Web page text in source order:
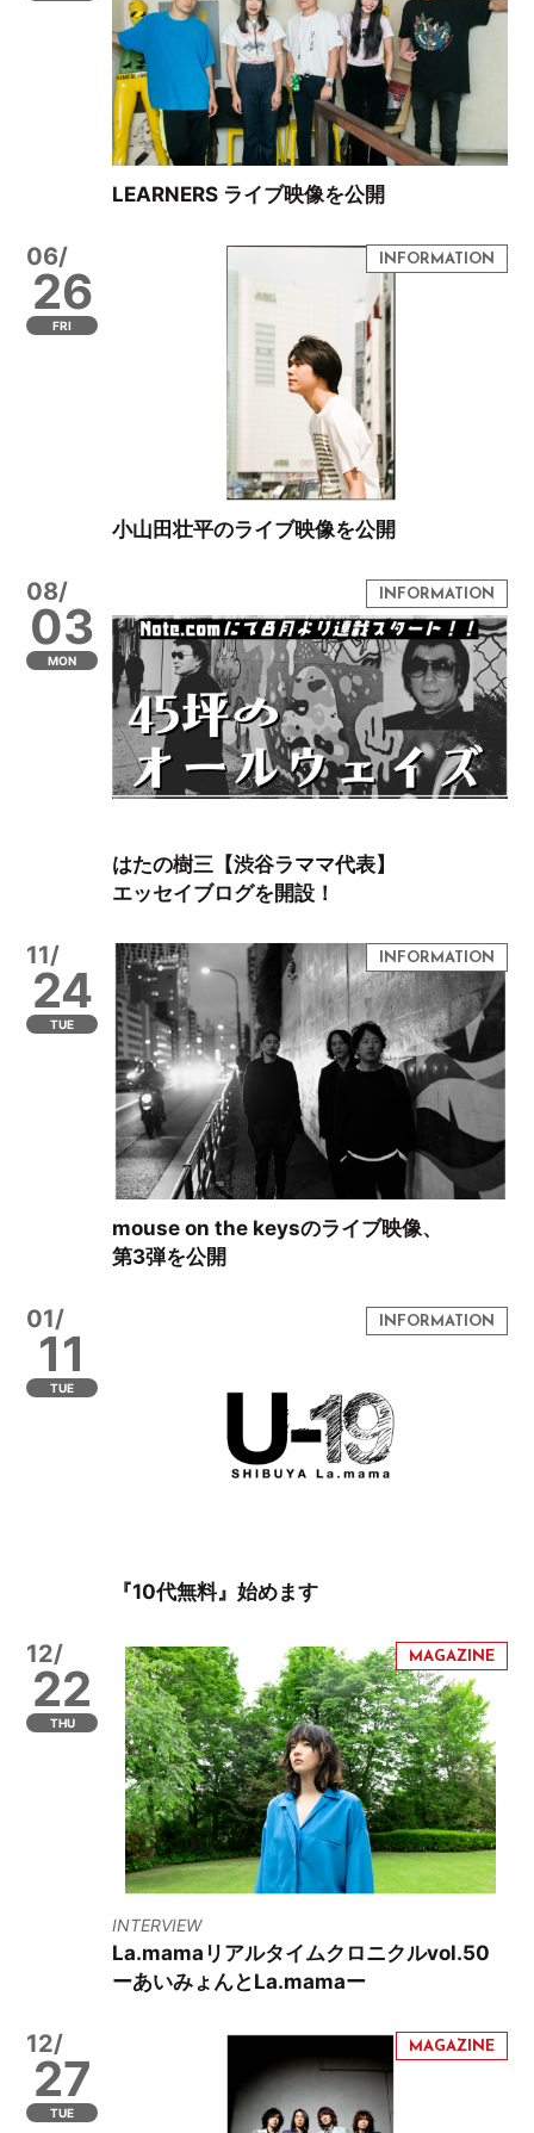
LEARNERS ライブ映像を公開
06/
26
FRI
小山田壮平のライブ映像を公開
08/
03
MON
はたの樹三【渋谷ラママ代表】
エッセイブログを開設！
11/
24
TUE
mouse on the keysのライブ映像、
第3弾を公開
01/
11
TUE
『10代無料』始めます
12/
22
THU
INTERVIEW
La.mamaリアルタイムクロニクルvol.50
ーあいみょんとLa.mamaー
12/
27
TUE